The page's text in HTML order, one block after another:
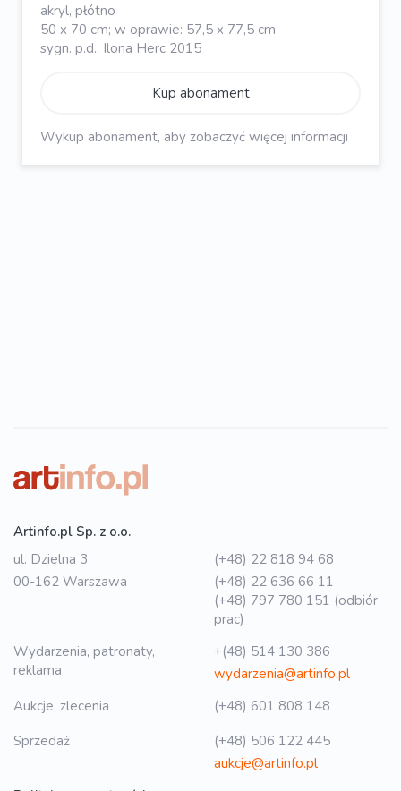
akryl, płótno
50 x 70 cm; w oprawie: 57,5 x 77,5 cm
sygn. p.d.: Ilona Herc 2015
Kup abonament
Wykup abonament, aby zobaczyć więcej informacji
Artinfo.pl Sp. z o.o.
ul. Dzielna 3
00-162 Warszawa
(+48) 22 818 94 68
(+48) 22 636 66 11
(+48) 797 780 151 (odbiór
prac)
Wydarzenia, patronaty,
reklama
+(48) 514 130 386
wydarzenia@artinfo.pl
Aukcje, zlecenia
(+48) 601 808 148
Sprzedaż
(+48) 506 122 445
aukcje@artinfo.pl